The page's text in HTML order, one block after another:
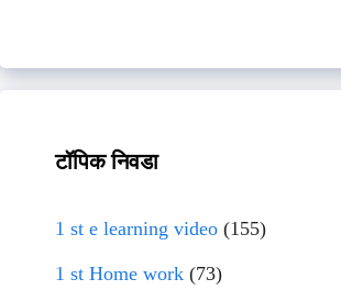
टॉपिक निवडा
1 st e learning video (155)
1 st Home work (73)